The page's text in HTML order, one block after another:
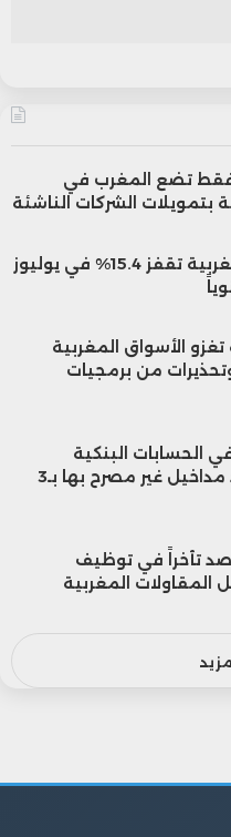
فقط تضع المغرب في
بتمويلات الشركات الناشئة
واردات الغاز المغربية تقفز 15.4% في يوليوز
الأسواق المغربية
من برمجيات
الحسابات البنكية
والنفقات لرصد مداخيل غير مصرح بها بـ3
تأخراً في توظيف
المقاولات المغربية